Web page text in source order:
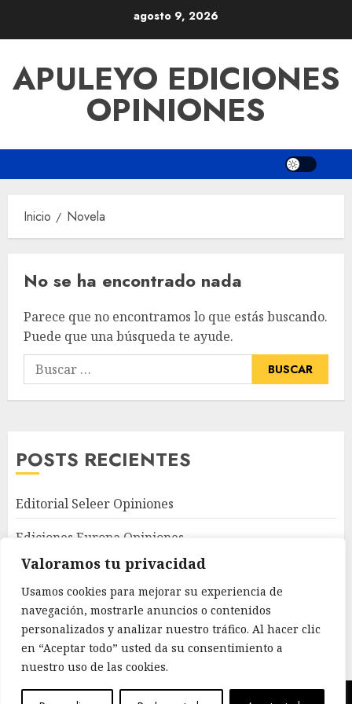
Valoramos tu privacidad
Usamos cookies para mejorar su experiencia de
navegación, mostrarle anuncios o contenidos
personalizados y analizar nuestro tráfico. Al hacer clic
en “Aceptar todo” usted da su consentimiento a
nuestro uso de las cookies.
agosto 9, 2026
APULEYO EDICIONES
OPINIONES
Inicio Novela
No se ha encontrado nada
Parece que no encontramos lo que estás buscando.
Puede que una búsqueda te ayude.
Buscar:
POSTS RECIENTES
Editorial Seleer Opiniones
Ediciones Europa Opiniones
Universo de Letras Opiniones y Análisis
Entrada de bienvenida
Punto Rojo Libros Opiniones
Copyright © Todos los derechos reservados. ChromeNews